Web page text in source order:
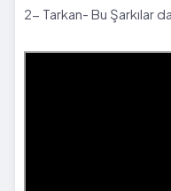
2- Tarkan- Bu Şarkılar